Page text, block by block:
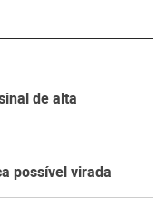
de alta
possível virada